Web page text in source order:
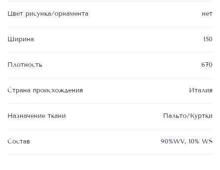
Цвет рисунка/орнамента нет
Ширина 150
Плотность 670
Страна происхождения Италия
Назначение ткани Пальто/Куртки
Состав 90%WV, 10% WS